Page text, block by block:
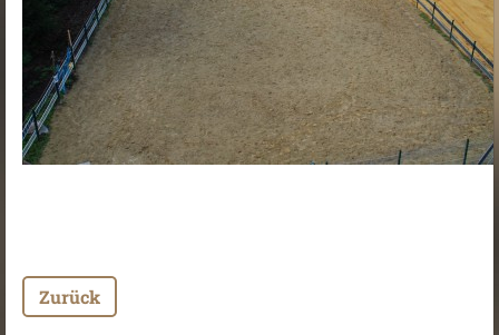
Zurück